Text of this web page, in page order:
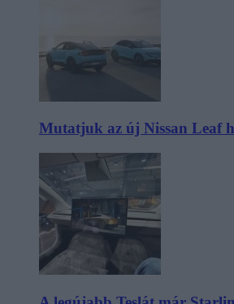
Mutatjuk az új Nissan Leaf